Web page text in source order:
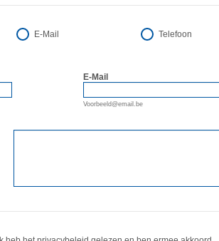
E-Mail Telefoon
E-Mail
Voorbeeld@email.be